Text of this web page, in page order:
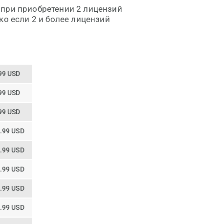
приобретении 2 лицензий
если 2 и более лицензий
USD
USD
USD
USD
USD
USD
USD
USD